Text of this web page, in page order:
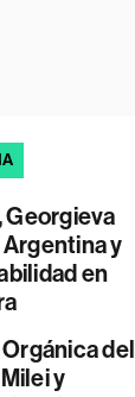
Georgieva
y
en
del
y